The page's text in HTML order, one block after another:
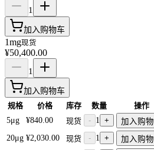
1
加入购物车
1mg现货
¥50,400.00
1
加入购物车
规格 价格 库存 数量
操作
5μg
¥840.00 现货 - 1 +
加入购
20μg ¥2,030.00 现货 - 1 +
加入购